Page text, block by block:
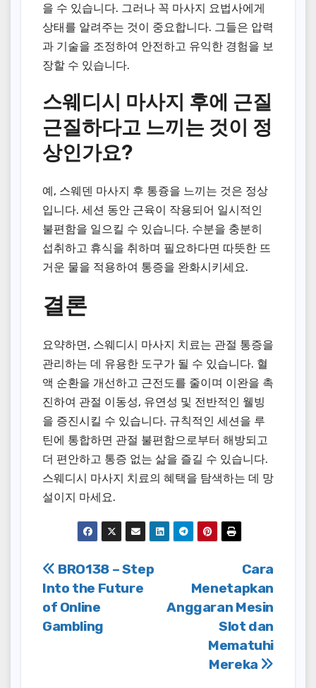
을 수 있습니다. 그러나 꼭 마사지 요법사에게
상태를 알려주는 것이 중요합니다. 그들은 압력
과 기술을 조정하여 안전하고 유익한 경험을 보
장할 수 있습니다.
스웨디시 마사지 후에 근질
근질하다고 느끼는 것이 정
상인가요?
예, 스웨덴 마사지 후 통즁을 느끼는 것은 정상
입니다. 세션 동안 근육이 작용되어 일시적인
불편함을 일으킬 수 있습니다. 수분을 충분히
섭취하고 휴식을 취하며 필요하다면 따뜻한 뜨
거운 물을 적용하여 통증을 완화시키세요.
결론
요약하면, 스웨디시 마사지 치료는 관절 통증을
관리하는 데 유용한 도구가 될 수 있습니다. 혈
액 순환을 개선하고 근전도를 줄이며 이완을 촉
진하여 관절 이동성, 유연성 및 전반적인 웰빙
을 증진시킬 수 있습니다. 규칙적인 세션을 루
틴에 통합하면 관절 불편함으로부터 해방되고
더 편안하고 통증 없는 삶을 즐길 수 있습니다.
스웨디시 마사지 치료의 혜택을 탐색하는 데 망
설이지 마세요.
Post
navigation
Cara
Menetapkan
Anggaran Mesin
Slot dan
Mematuhi
Mereka
BRO138 – Step
Into the Future
of Online
Gambling